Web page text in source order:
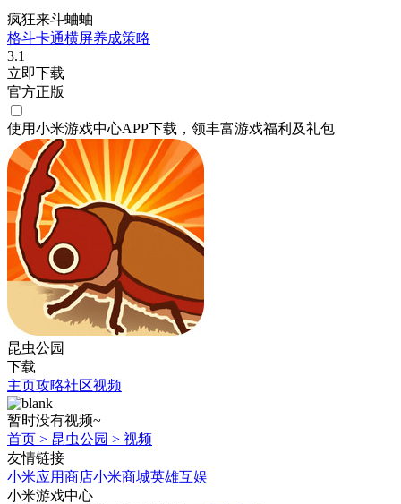
疯狂来斗蛐蛐
格斗卡通横屏养成策略
3.1
立即下载
官方正版
使用小米游戏中心APP下载 ，领丰富游戏福利 及礼包
昆虫公园
下载
主页攻略社区视频
暂时没有视频~
首页 > 昆虫公园 > 视频
友情链接
小米应用商店小米商城英雄互娱
小米游戏中心